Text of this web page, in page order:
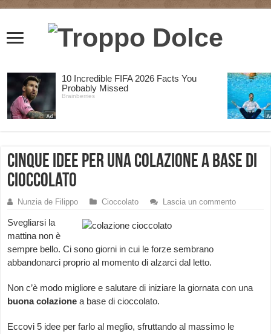
Cinque idee per una colazione a base di
cioccolato
Nunzia de Filippo Cioccolato Lascia un commento
Svegliarsi la
mattina non è
sempre bello. Ci sono giorni in cui le forze sembrano
abbandonarci proprio al momento di alzarci dal letto.
Non c’è modo migliore e salutare di iniziare la giornata con una
buona colazione a base di cioccolato.
Eccovi 5 idee per farlo al meglio, sfruttando al massimo le